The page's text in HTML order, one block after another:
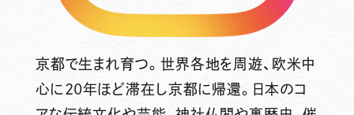
京都で生まれ育つ。世界各地を周遊、欧米中
心に20年ほど滞在し京都に帰還。日本のコ